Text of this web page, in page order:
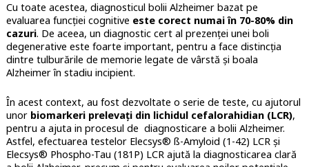
Cu toate acestea, diagnosticul bolii Alzheimer bazat pe
evaluarea funcției cognitive este corect numai în 70-80% din
cazuri. De aceea, un diagnostic cert al prezenței unei boli
degenerative este foarte important, pentru a face distincția
dintre tulburările de memorie legate de vârstă și boala
Alzheimer în stadiu incipient.
În acest context, au fost dezvoltate o serie de teste, cu ajutorul
unor biomarkeri prelevați din lichidul cefalorahidian (LCR),
pentru a ajuta in procesul de diagnosticare a bolii Alzheimer.
Astfel, efectuarea testelor Elecsys® ß-Amyloid (1-42) LCR și
Elecsys® Phospho-Tau (181P) LCR ajută la diagnosticarea clară